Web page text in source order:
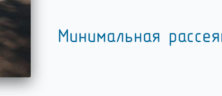
Минимальная